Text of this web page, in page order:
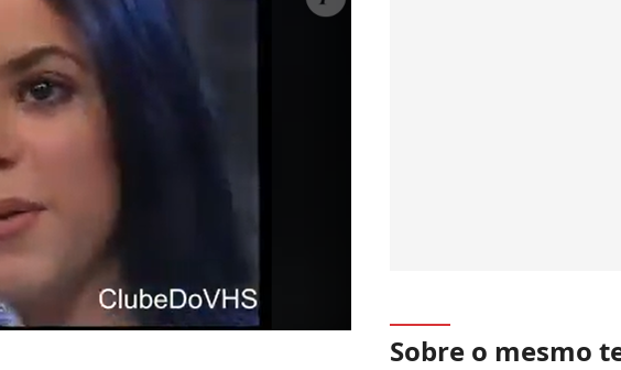
Sobre o mesmo